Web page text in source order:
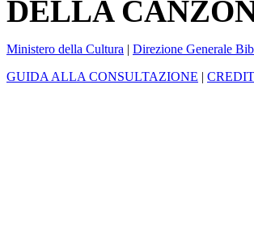
DELLA
Ministero della Cultura | Direzione Generale
GUIDA ALLA CONSULTAZIONE |